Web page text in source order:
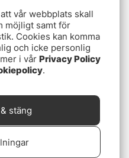
vår webbplats skall
möjligt samt för
Cookies kan komma
och icke personlig
i vår Privacy Policy
.
stäng